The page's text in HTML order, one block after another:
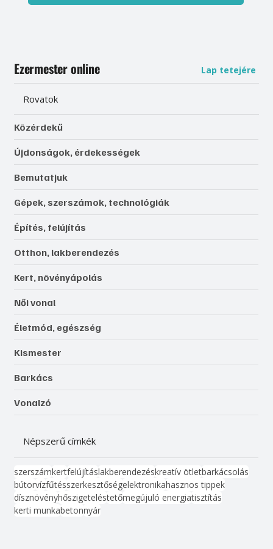
Ezermester online Lap tetejére
Rovatok
Közérdekű
Újdonságok, érdekességek
Bemutatjuk
Gépek, szerszámok, technológiák
Építés, felújítás
Otthon, lakberendezés
Kert, növényápolás
Női vonal
Életmód, egészség
Kismester
Barkács
Vonalzó
Népszerű címkék
szerszámkertfelújításlakberendezéskreatív ötletbarkácsolás
bútorvízfűtésszerkesztőségelektronikahasznos tippek
dísznövényhőszigeteléstetőmegújuló energiatisztítás
kerti munkabetonnyár